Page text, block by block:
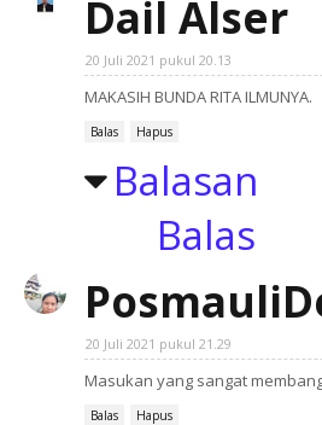
Dail Alser
20 Juli 2021 pukul 20.13
MAKASIH BUNDA RITA ILMUNYA.
Balas Hapus
Balasan
Balas
20 Juli 2021 pukul 21.29
Masukan yang sangat
Balas Hapus